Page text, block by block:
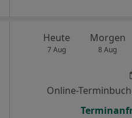
Heute
7 Aug
Morgen
8 Aug
Online-